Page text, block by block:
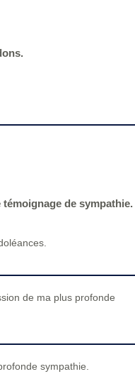
de sympathie.
de ma plus profonde
sympathie.